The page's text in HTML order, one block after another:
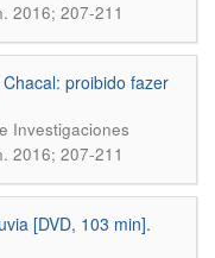
2016; 207-211
proibido fazer
Investigaciones
2016; 207-211
[DVD, 103 min].